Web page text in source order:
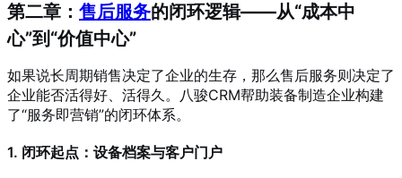
第二章： 售后服务的闭环逻辑——从“成本中
心”到“价值中心”
如果说长周期销售决定了企业的生存，那么售后服务则决定了
企业能否活得好、活得久。八骏CRM帮助装备制造企业构建
了“服务即营销”的闭环体系。
1. 闭环起点：设备档案与客户门户